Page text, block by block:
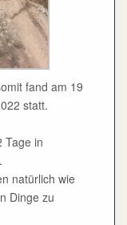
fand am 19
statt.
Tage in
natürlich wie
Dinge zu